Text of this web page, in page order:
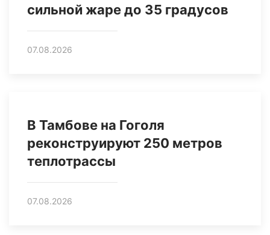
сильной жаре до 35 градусов
07.08.2026
В Тамбове на Гоголя
реконструируют 250 метров
теплотрассы
07.08.2026